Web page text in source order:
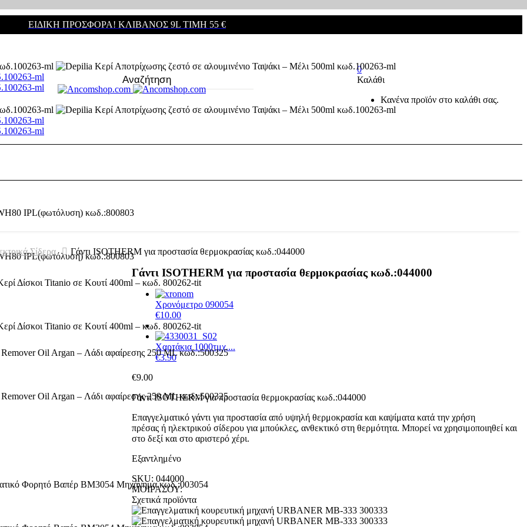
ΕΙΔΙΚΗ ΠΡΟΣΦΟΡΑ! ΚΛΊΒΑΝΟΣ 9L ΤΙΜΉ 55 €
0
Καλάθι
Κανένα προϊόν στο καλάθι σας.
ml
ml
ml
ml
Σίδερα Γάντι ISOTHERM για προστασία θερμοκρασίας κωδ.:044000
Γάντι ISOTHERM για προστασία θερμοκρασίας κωδ.:044000
Χρονόμετρο 090054
€10.00
Χαρτάκια 1000τμχ....
€3.90
€9.00
Γάντι ISOTHERM για προστασία θερμοκρασίας κωδ.:044000
Επαγγελματικό γάντι για προστασία από υψηλή θερμοκρασία και καψίματα κατά την χρήση
πρέσας ή ηλεκτρικού σίδερου για μπούκλες, ανθεκτικό στη θερμότητα. Μπορεί να χρησιμοποιηθεί και
στο δεξί και στο αριστερό χέρι.
Εξαντλημένο
SKU: 044000
ΜΟΙΡΑΣΟΥ:
Σχετικά προϊόντα